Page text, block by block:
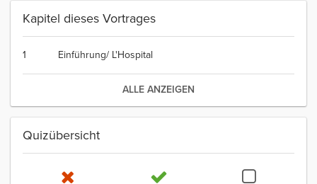
Kapitel dieses Vortrages
1 Einführung/ L'Hospital
ALLE ANZEIGEN
Quizübersicht